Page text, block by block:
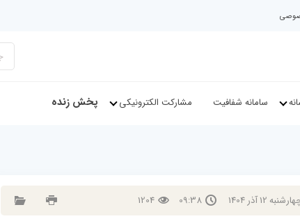
سامانه شفافیت مشارکت الکترونیکی پخش زنده
12آذر 1404
09:38
1204